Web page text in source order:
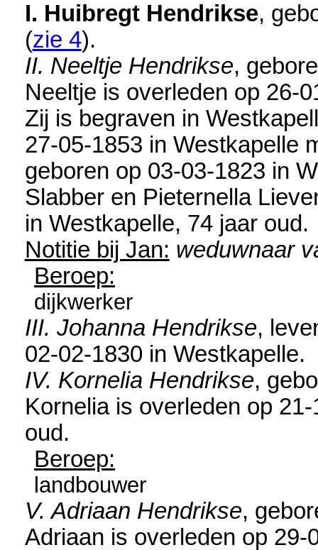
I. Huibregt Hendrikse,
(zie 4).
II. Neeltje Hendrikse,
Neeltje is overleden op 26-
Zij is begraven in
27-05-1853 in Westkapelle
geboren op 03-03-1823 in
Slabber en Pieternella
in Westkapelle, 74 jaar oud.
Notitie bij Jan: weduwnaar
Beroep:
dijkwerker
III. Johanna Hendrikse,
02-02-1830 in Westkapelle.
IV. Kornelia Hendrikse,
Kornelia is overleden op
oud.
Beroep:
landbouwer
V. Adriaan Hendrikse,
Adriaan is overleden op